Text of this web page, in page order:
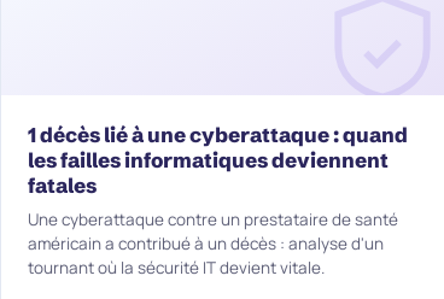
1 décès lié à une cyberattaque : quand
les failles informatiques deviennent
fatales
Une cyberattaque contre un prestataire de santé
américain a contribué à un décès : analyse d'un
tournant où la sécurité IT devient vitale.